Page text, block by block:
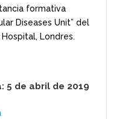
formativa
Diseases Unit” del
Londres.
5 de abril de 2019